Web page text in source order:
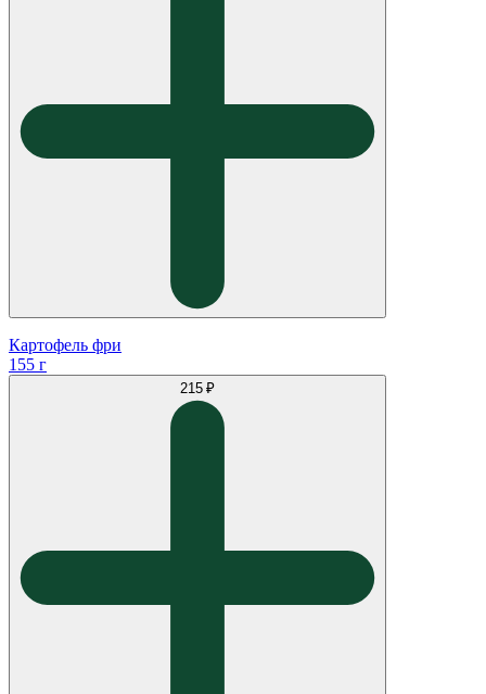
Картофель фри
155 г
215 ₽